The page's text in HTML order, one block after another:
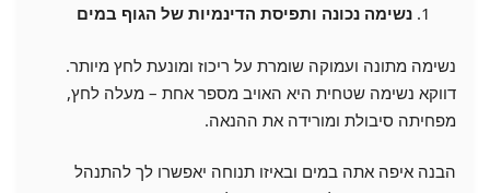
נשימה נכונה ותפיסת הדינמיות של הגוף במים
נשימה מתונה ועמוקה שומרת על ריכוז ומונעת לחץ מיותר.
דווקא נשימה שטחית היא האויב מספר אחת – מעלה לחץ,
מפחיתה סיבולת ומורידה את ההנאה.
הבנה איפה אתה במים ובאיזו תנוחה יאפשרו לך להתנהל